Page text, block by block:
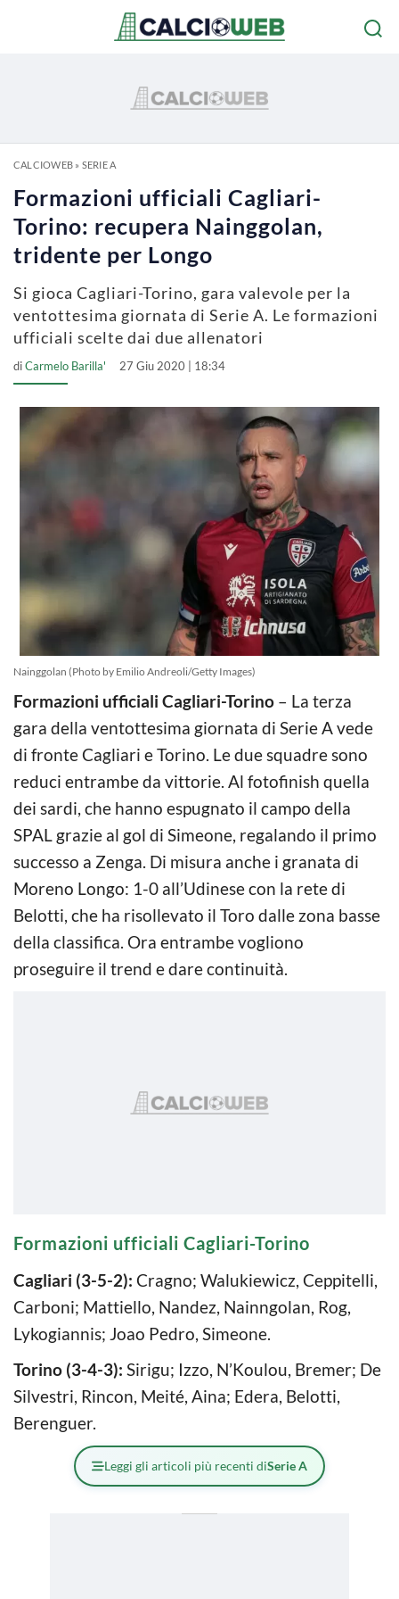
CALCIOWEB» SERIE A
Formazioni ufficiali Cagliari-
Torino: recupera Nainggolan,
tridente per Longo
Si gioca Cagliari-Torino, gara valevole per la
ventottesima giornata di Serie A. Le formazioni
ufficiali scelte dai due allenatori
diCarmelo Barilla' 27 Giu 2020 | 18:34
Nainggolan (Photo by Emilio Andreoli/Getty Images)
Formazioni ufficiali Cagliari-Torino – La terza
gara della ventottesima giornata di Serie A vede
di fronte Cagliari e Torino. Le due squadre sono
reduci entrambe da vittorie. Al fotofinish quella
dei sardi, che hanno espugnato il campo della
SPAL grazie al gol di Simeone, regalando il primo
successo a Zenga. Di misura anche i granata di
Moreno Longo: 1-0 all’Udinese con la rete di
Belotti, che ha risollevato il Toro dalle zona basse
della classifica. Ora entrambe vogliono
proseguire il trend e dare continuità.
Formazioni ufficiali Cagliari-Torino
Cagliari (3-5-2): Cragno; Walukiewicz, Ceppitelli,
Carboni; Mattiello, Nandez, Nainngolan, Rog,
Lykogiannis; Joao Pedro, Simeone.
Torino (3-4-3): Sirigu; Izzo, N’Koulou, Bremer; De
Silvestri, Rincon, Meité, Aina; Edera, Belotti,
Berenguer.
Leggi gli articoli più recenti diSerie A